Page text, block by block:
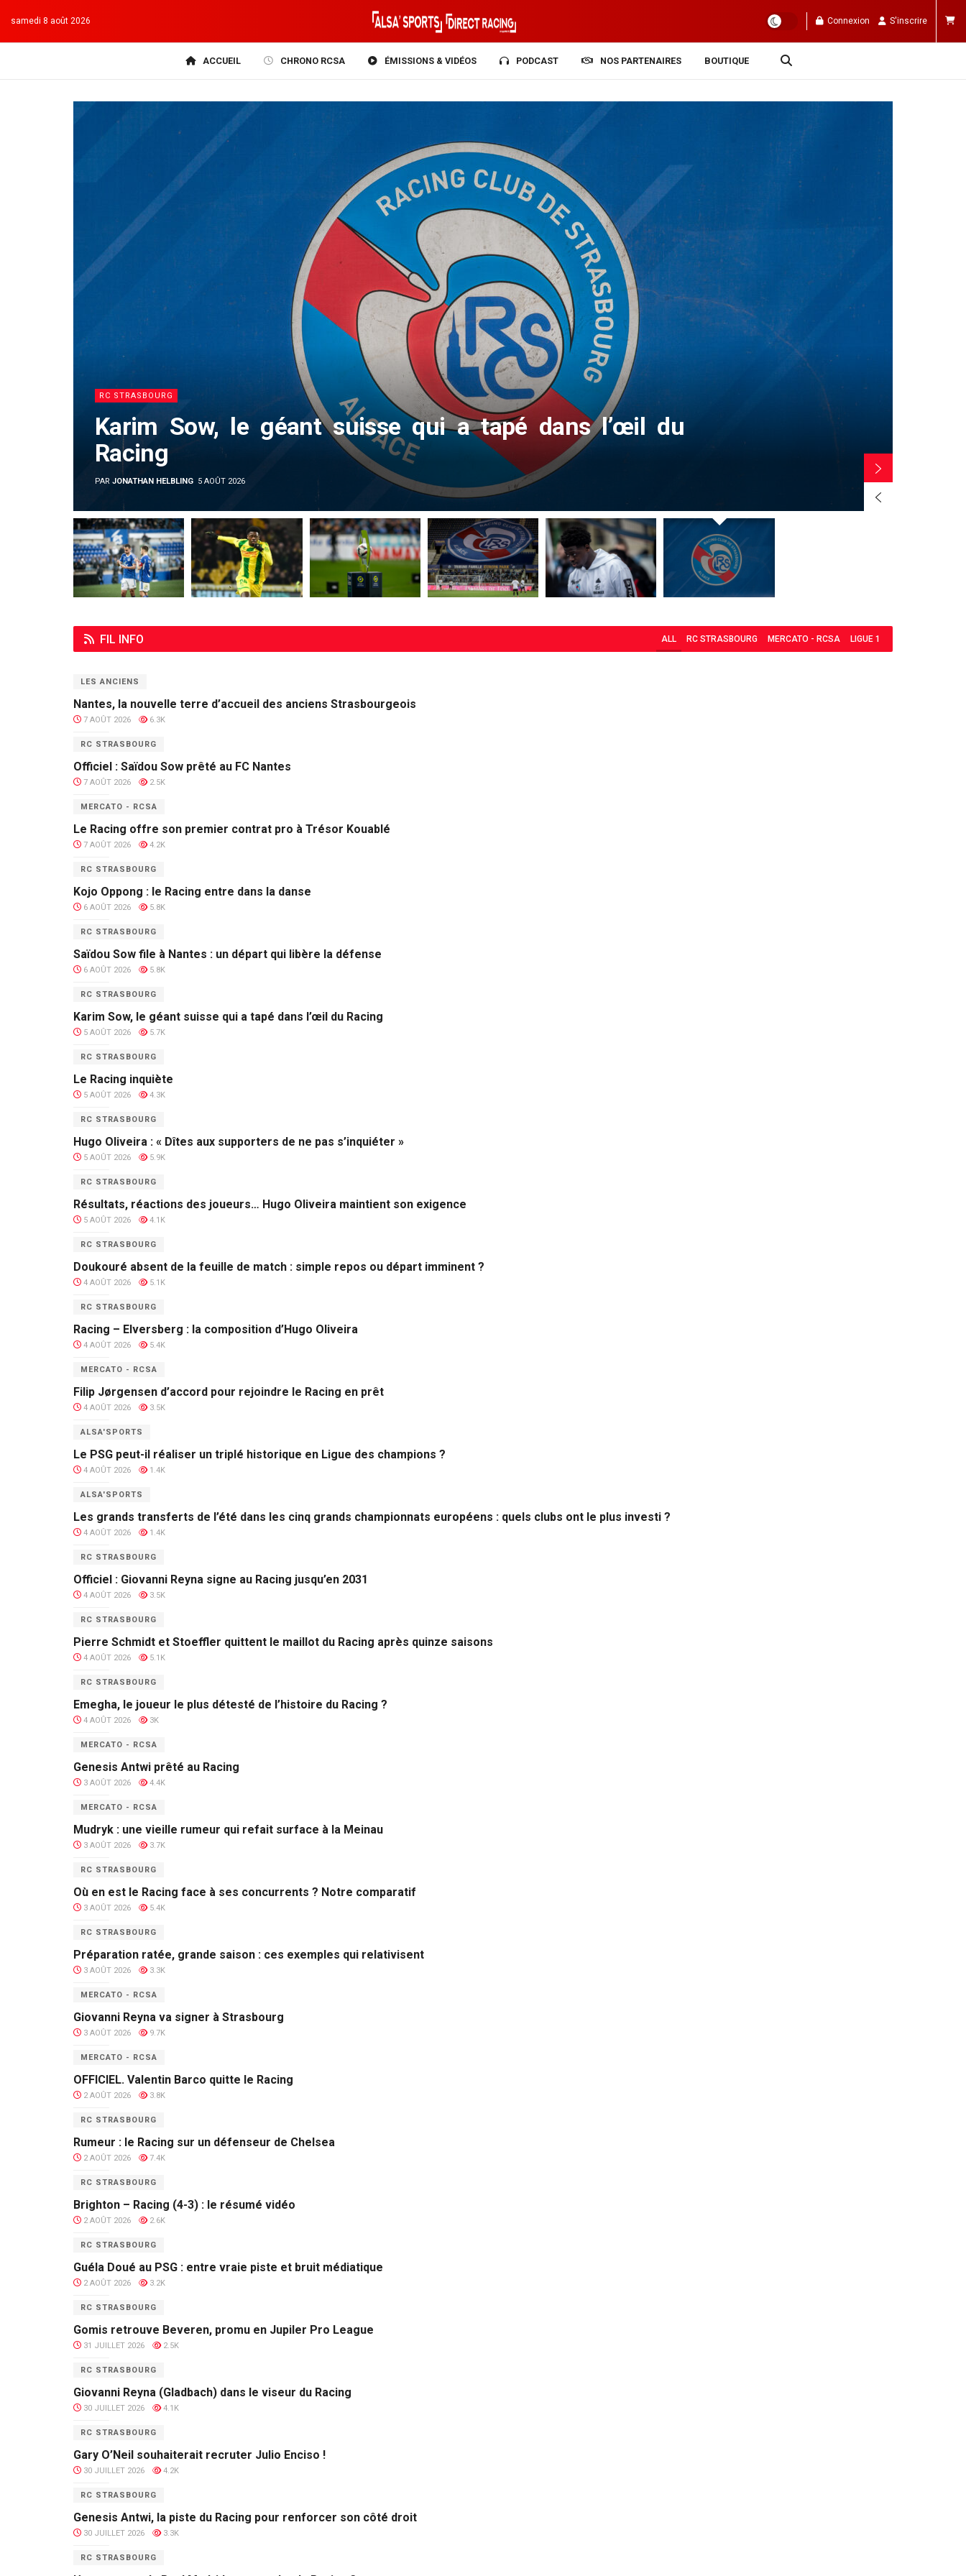
samedi 8 août 2026 Connexion S'inscrire
ACCUEIL CHRONO RCSA ÉMISSIONS & VIDÉOS PODCAST NOS PARTENAIRES BOUTIQUE
RC STRASBOURG
Karim Sow, le géant suisse qui a tapé dans l’œil du
Racing
PAR JONATHAN HELBLING 5 AOÛT 2026
FIL INFO ALL RC STRASBOURG MERCATO - RCSA LIGUE 1
LES ANCIENS
Nantes, la nouvelle terre d’accueil des anciens Strasbourgeois
7 AOÛT 2026 6.3K
RC STRASBOURG
Officiel : Saïdou Sow prêté au FC Nantes
7 AOÛT 2026 2.5K
MERCATO - RCSA
Le Racing offre son premier contrat pro à Trésor Kouablé
7 AOÛT 2026 4.2K
RC STRASBOURG
Kojo Oppong : le Racing entre dans la danse
6 AOÛT 2026 5.8K
RC STRASBOURG
Saïdou Sow file à Nantes : un départ qui libère la défense
6 AOÛT 2026 5.8K
RC STRASBOURG
Karim Sow, le géant suisse qui a tapé dans l’œil du Racing
5 AOÛT 2026 5.7K
RC STRASBOURG
Le Racing inquiète
5 AOÛT 2026 4.3K
RC STRASBOURG
Hugo Oliveira : « Dîtes aux supporters de ne pas s’inquiéter »
5 AOÛT 2026 5.9K
RC STRASBOURG
Résultats, réactions des joueurs… Hugo Oliveira maintient son exigence
5 AOÛT 2026 4.1K
RC STRASBOURG
Doukouré absent de la feuille de match : simple repos ou départ imminent ?
4 AOÛT 2026 5.1K
RC STRASBOURG
Racing – Elversberg : la composition d’Hugo Oliveira
4 AOÛT 2026 5.4K
MERCATO - RCSA
Filip Jørgensen d’accord pour rejoindre le Racing en prêt
4 AOÛT 2026 3.5K
ALSA'SPORTS
Le PSG peut-il réaliser un triplé historique en Ligue des champions ?
4 AOÛT 2026 1.4K
ALSA'SPORTS
Les grands transferts de l’été dans les cinq grands championnats européens : quels clubs ont le plus investi ?
4 AOÛT 2026 1.4K
RC STRASBOURG
Officiel : Giovanni Reyna signe au Racing jusqu’en 2031
4 AOÛT 2026 3.5K
RC STRASBOURG
Pierre Schmidt et Stoeffler quittent le maillot du Racing après quinze saisons
4 AOÛT 2026 5.1K
RC STRASBOURG
Emegha, le joueur le plus détesté de l’histoire du Racing ?
4 AOÛT 2026 3K
MERCATO - RCSA
Genesis Antwi prêté au Racing
3 AOÛT 2026 4.4K
MERCATO - RCSA
Mudryk : une vieille rumeur qui refait surface à la Meinau
3 AOÛT 2026 3.7K
RC STRASBOURG
Où en est le Racing face à ses concurrents ? Notre comparatif
3 AOÛT 2026 5.4K
RC STRASBOURG
Préparation ratée, grande saison : ces exemples qui relativisent
3 AOÛT 2026 3.3K
MERCATO - RCSA
Giovanni Reyna va signer à Strasbourg
3 AOÛT 2026 9.7K
MERCATO - RCSA
OFFICIEL. Valentin Barco quitte le Racing
2 AOÛT 2026 3.8K
RC STRASBOURG
Rumeur : le Racing sur un défenseur de Chelsea
2 AOÛT 2026 7.4K
RC STRASBOURG
Brighton – Racing (4-3) : le résumé vidéo
2 AOÛT 2026 2.6K
RC STRASBOURG
Guéla Doué au PSG : entre vraie piste et bruit médiatique
2 AOÛT 2026 3.2K
RC STRASBOURG
Gomis retrouve Beveren, promu en Jupiler Pro League
31 JUILLET 2026 2.5K
RC STRASBOURG
Giovanni Reyna (Gladbach) dans le viseur du Racing
30 JUILLET 2026 4.1K
RC STRASBOURG
Gary O’Neil souhaiterait recruter Julio Enciso !
30 JUILLET 2026 4.2K
RC STRASBOURG
Genesis Antwi, la piste du Racing pour renforcer son côté droit
30 JUILLET 2026 3.3K
RC STRASBOURG